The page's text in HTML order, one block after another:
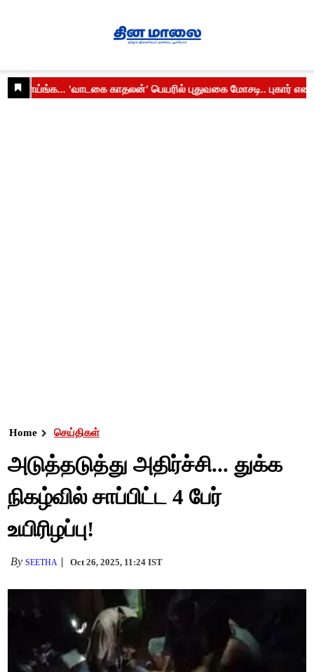
Home செய்திகள்
அடுத்தடுத்து அதிர்ச்சி... துக்க
நிகழ்வில் சாப்பிட்ட 4 பேர்
உயிரிழப்பு!
BySEETHA Oct 26, 2025, 11:24 IST